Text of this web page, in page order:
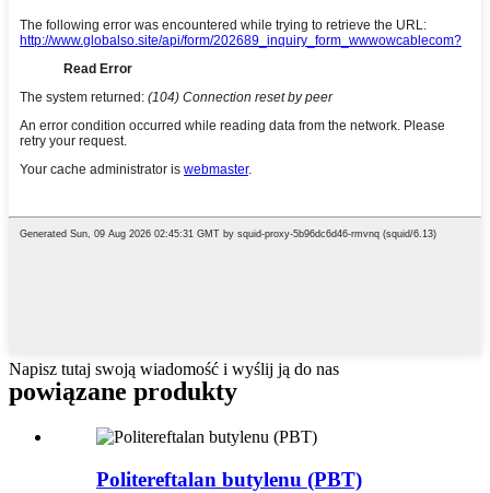
Napisz tutaj swoją wiadomość i wyślij ją do nas
powiązane produkty
Politereftalan butylenu (PBT)